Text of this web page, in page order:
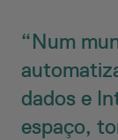
Num
dados e
espaço,